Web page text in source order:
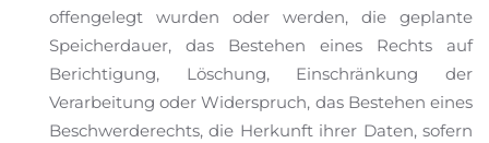
offengelegt wurden oder werden, die geplante
Speicherdauer, das Bestehen eines Rechts auf
Berichtigung, Löschung, Einschränkung der
Verarbeitung oder Widerspruch, das Bestehen eines
Beschwerderechts, die Herkunft ihrer Daten, sofern